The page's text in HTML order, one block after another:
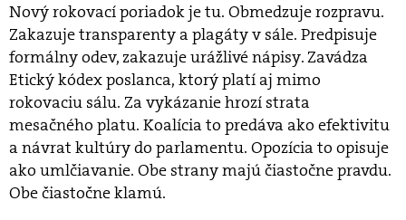
Nový rokovací poriadok je tu. Obmedzuje rozpravu.
Zakazuje transparenty a plagáty v sále. Predpisuje
formálny odev, zakazuje urážlivé nápisy. Zavádza
Etický kódex poslanca, ktorý platí aj mimo
rokovaciu sálu. Za vykázanie hrozí strata
mesačného platu. Koalícia to predáva ako efektivitu
a návrat kultúry do parlamentu. Opozícia to opisuje
ako umlčiavanie. Obe strany majú čiastočne pravdu.
Obe čiastočne klamú.